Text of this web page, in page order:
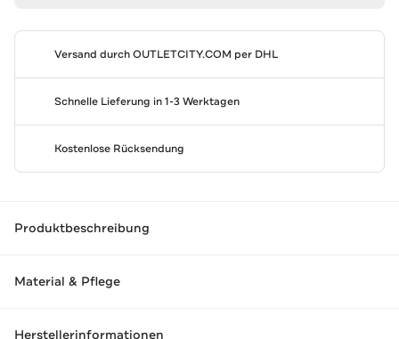
Versand durchOUTLETCITY.COM per DHL
Schnelle Lieferung in 1-3 Werktagen
Kostenlose Rücksendung
Produktbeschreibung
Material & Pflege
Herstellerinformationen